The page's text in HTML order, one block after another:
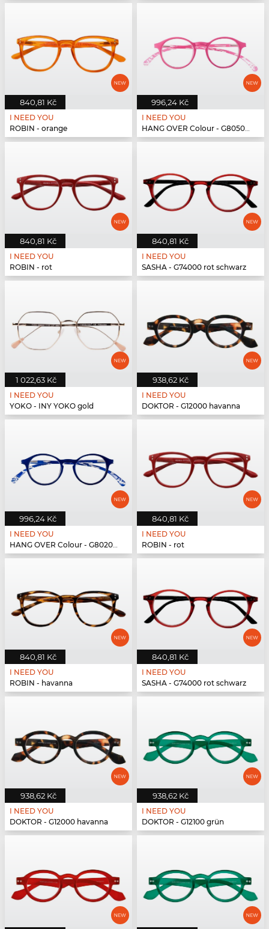
840,81 Kč
I NEED YOU
ROBIN - orange
996,24 Kč
I NEED YOU
HANG OVER Colour - G80500 pink
840,81 Kč
I NEED YOU
ROBIN - rot
840,81 Kč
I NEED YOU
SASHA - G74000 rot schwarz
1 022,63 Kč
I NEED YOU
YOKO - INY YOKO gold
938,62 Kč
I NEED YOU
DOKTOR - G12000 havanna
996,24 Kč
I NEED YOU
HANG OVER Colour - G80200 blau
840,81 Kč
I NEED YOU
ROBIN - rot
840,81 Kč
I NEED YOU
ROBIN - havanna
840,81 Kč
I NEED YOU
SASHA - G74000 rot schwarz
938,62 Kč
I NEED YOU
DOKTOR - G12000 havanna
938,62 Kč
I NEED YOU
DOKTOR - G12100 grün